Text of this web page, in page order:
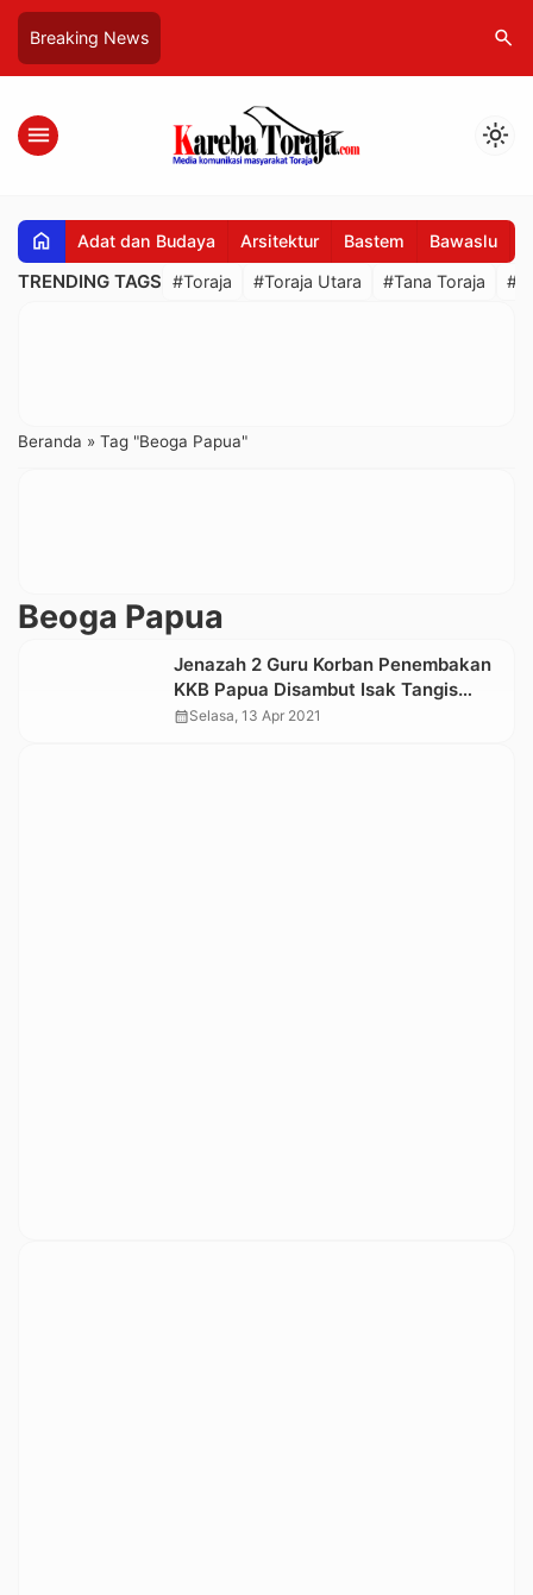
Breaking News search
menu light_mode
home Adat dan Budaya Arsitektur Bastem Bawaslu
TRENDING TAGS #Toraja #Toraja Utara #Tana Toraja
Beranda » Tag "Beoga Papua"
Beoga Papua
Jenazah 2 Guru Korban Penembakan
KKB Papua Disambut Isak Tangis
Keluarga di Toraja
calendar_monthSelasa, 13 Apr 2021